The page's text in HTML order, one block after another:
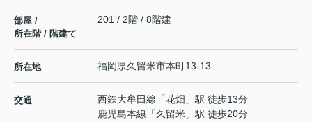
部屋 /
所在階 / 階建て
201 / 2階 / 8階建
所在地 福岡県久留米市本町13-13
交通 西鉄大牟田線 「花畑 」駅 徒歩13分
鹿児島本線 「久留米 」駅 徒歩20分